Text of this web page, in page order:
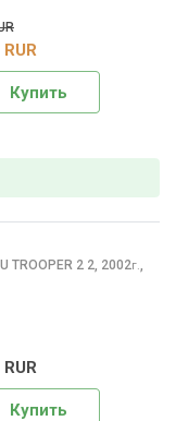
Купить
TROOPER 2 2, 2002г.,
Купить